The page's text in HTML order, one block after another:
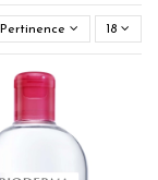
Pertinence 18